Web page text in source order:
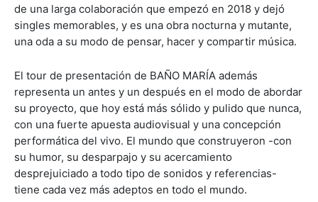
de una larga colaboración que empezó en 2018 y dejó
singles memorables, y es una obra nocturna y mutante,
una oda a su modo de pensar, hacer y compartir música.
El tour de presentación de BAÑO MARÍA además
representa un antes y un después en el modo de abordar
su proyecto, que hoy está más sólido y pulido que nunca,
con una fuerte apuesta audiovisual y una concepción
performática del vivo. El mundo que construyeron -con
su humor, su desparpajo y su acercamiento
desprejuiciado a todo tipo de sonidos y referencias-
tiene cada vez más adeptos en todo el mundo.